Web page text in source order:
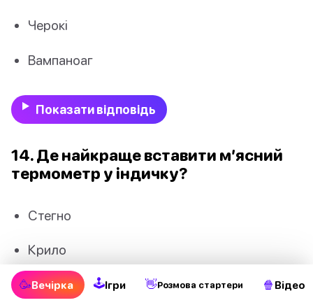
Черокі
Вампаноаг
Показати відповідь
14. Де найкраще вставити м’ясний
термометр у індичку?
Стегно
Крило
Спина
🥳Вечірка 🕹Ігри 👋Pозмова стартери 🍿 Відео